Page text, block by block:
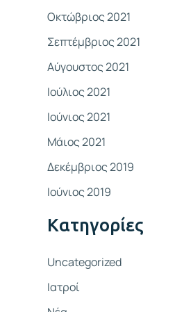
Οκτώβριος 2021
Σεπτέμβριος 2021
Αύγουστος 2021
Ιούλιος 2021
Ιούνιος 2021
Μάιος 2021
Δεκέμβριος 2019
Ιούνιος 2019
Kατηγορίες
Uncategorized
Ιατροί